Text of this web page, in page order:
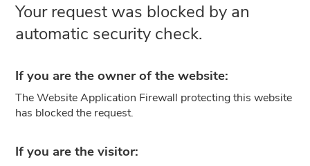
Your request was blocked by an
automatic security check.
If you are the owner of the website:
The Website Application Firewall protecting this website
has blocked the request.
If you are the visitor: